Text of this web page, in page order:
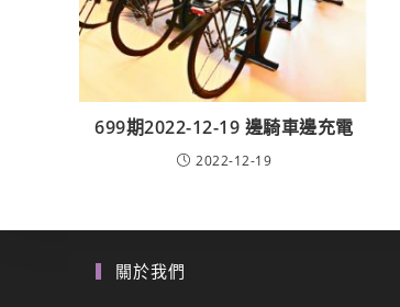
699期2022-12-19 邊騎車邊充電
2022-12-19
關於我們